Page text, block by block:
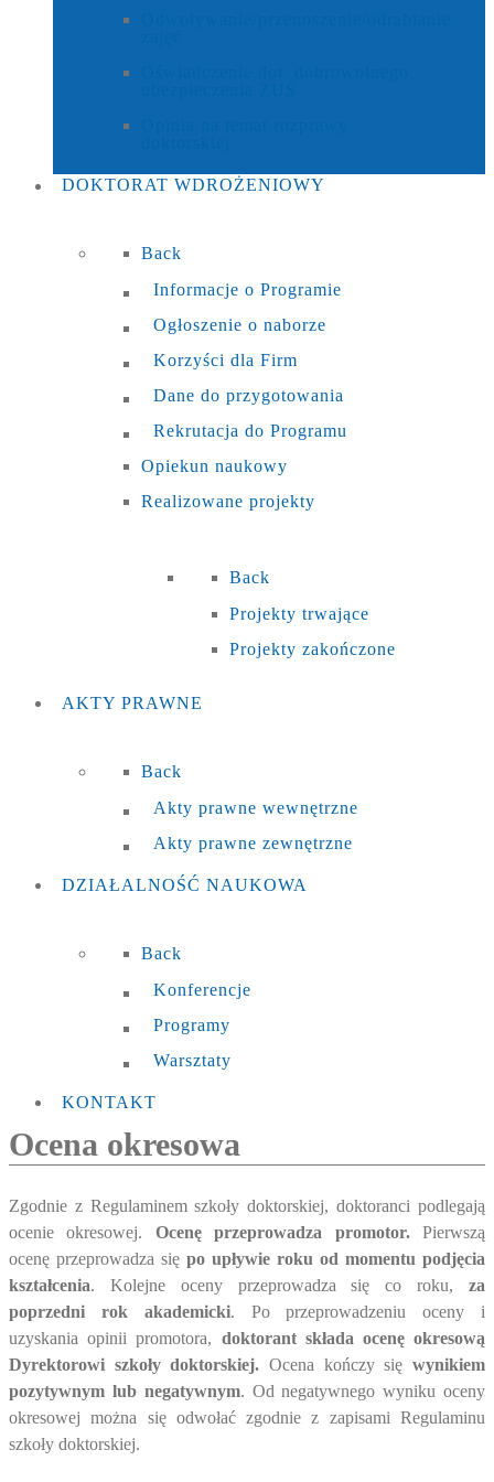
DOKTORAT WDROŻENIOWY
Back
Informacje o Programie
Ogłoszenie o naborze
Korzyści dla Firm
Dane do przygotowania
Rekrutacja do Programu
Opiekun naukowy
Realizowane projekty
Back
Projekty trwające
Projekty zakończone
AKTY PRAWNE
Back
Akty prawne wewnętrzne
Akty prawne zewnętrzne
DZIAŁALNOŚĆ NAUKOWA
Back
Konferencje
Programy
Warsztaty
KONTAKT
Ocena okresowa
Zgodnie z Regulaminem szkoły doktorskiej, doktoranci podlegają
ocenie okresowej. Ocenę przeprowadza promotor.Pierwszą
ocenę przeprowadza się po upływie roku od momentu podjęcia
kształcenia. Kolejne oceny przeprowadza się co roku, za
poprzedni rok akademicki. Po przeprowadzeniu oceny i
uzyskania opinii promotora, doktorant składa ocenę okresową
Dyrektorowi szkoły doktorskiej. Ocena kończy się wynikiem
pozytywnym lub negatywnym. Od negatywnego wyniku oceny
okresowej można się odwołać zgodnie z zapisami Regulaminu
szkoły doktorskiej.